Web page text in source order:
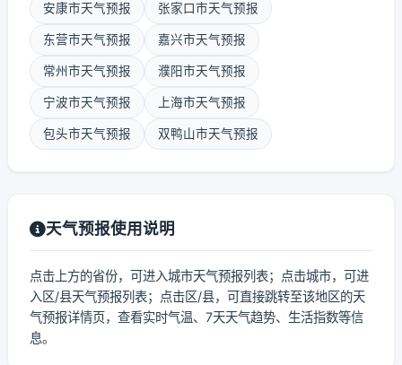
安康市天气预报 张家口市天气预报
东营市天气预报 嘉兴市天气预报
常州市天气预报 濮阳市天气预报
宁波市天气预报 上海市天气预报
包头市天气预报 双鸭山市天气预报
天气预报使用说明
点击上方的省份，可进入城市天气预报列表；点击城市，可进
入区/县天气预报列表；点击区/县，可直接跳转至该地区的天
气预报详情页，查看实时气温、7天天气趋势、生活指数等信
息。